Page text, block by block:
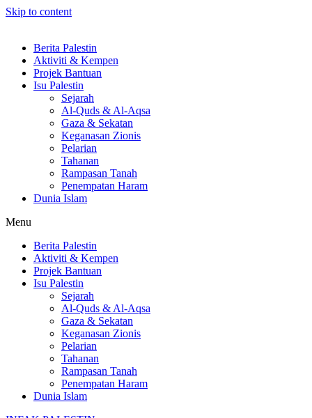
Skip to content
Berita Palestin
Aktiviti & Kempen
Projek Bantuan
Isu Palestin
Sejarah
Al-Quds & Al-Aqsa
Gaza & Sekatan
Keganasan Zionis
Pelarian
Tahanan
Rampasan Tanah
Penempatan Haram
Dunia Islam
Menu
Berita Palestin
Aktiviti & Kempen
Projek Bantuan
Isu Palestin
Sejarah
Al-Quds & Al-Aqsa
Gaza & Sekatan
Keganasan Zionis
Pelarian
Tahanan
Rampasan Tanah
Penempatan Haram
Dunia Islam